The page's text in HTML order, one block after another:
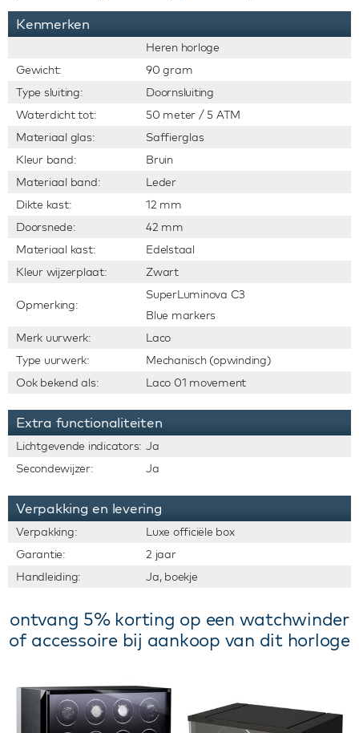
Kenmerken
Heren horloge
Gewicht:
90 gram
Type sluiting:
Doornsluiting
Waterdicht tot:
50 meter / 5 ATM
Materiaal glas:
Saffierglas
Kleur band:
Bruin
Materiaal band:
Leder
Dikte kast:
12 mm
Doorsnede:
42 mm
Materiaal kast:
Edelstaal
Kleur wijzerplaat:
Zwart
Opmerking:
SuperLuminova C3
Blue markers
Merk uurwerk:
Laco
Type uurwerk:
Mechanisch (opwinding)
Ook bekend als:
Laco 01 movement
Extra functionaliteiten
Lichtgevende indicators: Ja
Secondewijzer:
Ja
Verpakking en levering
Verpakking:
Luxe officiële box
Garantie:
2 jaar
Handleiding:
Ja, boekje
ontvang 5% korting op een watchwinder
of accessoire bij aankoop van dit horloge